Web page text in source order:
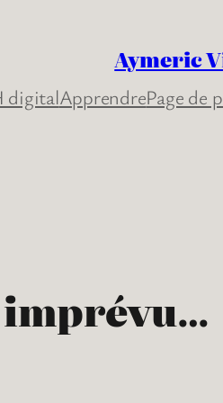
Aymeric
digitalApprendrePage de